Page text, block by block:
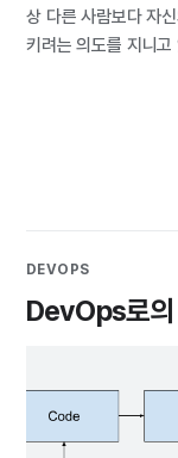
상 다른 사람보다 자
키려는 의도를 지니
DEVOPS
DevOps로의